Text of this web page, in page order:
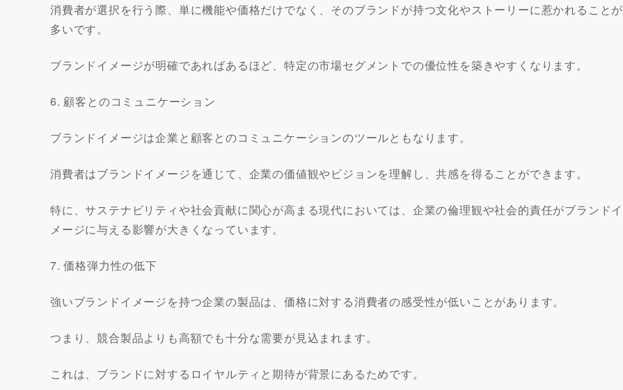
消費者が選択を行う際、単に機能や価格だけでなく、そのブランドが持つ文化やストーリーに惹かれることが
多いです。
ブランドイメージが明確であればあるほど、特定の市場セグメントでの優位性を築きやすくなります。
6. 顧客とのコミュニケーション
ブランドイメージは企業と顧客とのコミュニケーションのツールともなります。
消費者はブランドイメージを通じて、企業の価値観やビジョンを理解し、共感を得ることができます。
特に、サステナビリティや社会貢献に関心が高まる現代においては、企業の倫理観や社会的責任がブランドイ
メージに与える影響が大きくなっています。
7. 価格弾力性の低下
強いブランドイメージを持つ企業の製品は、価格に対する消費者の感受性が低いことがあります。
つまり、競合製品よりも高額でも十分な需要が見込まれます。
これは、ブランドに対するロイヤルティと期待が背景にあるためです。